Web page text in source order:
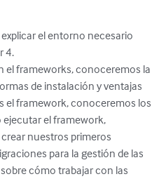
el entorno necesario
4.
el frameworks, conoceremos la
de instalación y ventajas
el framework, conoceremos los
el framework,
nuestros primeros
para la gestión de las
cómo trabajar con las